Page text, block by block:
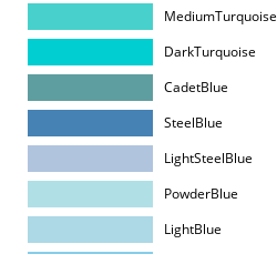
MediumTurquoise
DarkTurquoise
CadetBlue
SteelBlue
LightSteelBlue
PowderBlue
LightBlue